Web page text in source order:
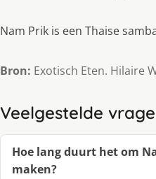
Nam Prik is een Thaise
Bron: Exotisch Eten. Hilaire
Veelgestelde
Hoe lang duurt het om
maken?